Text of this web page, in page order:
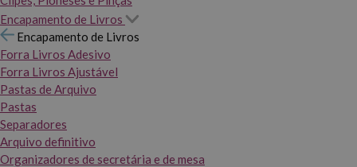
Encapamento de Livros
Encapamento de Livros
Forra Livros Adesivo
Forra Livros Ajustável
Pastas de Arquivo
Pastas
Separadores
Arquivo definitivo
Organizadores de secretária e de mesa